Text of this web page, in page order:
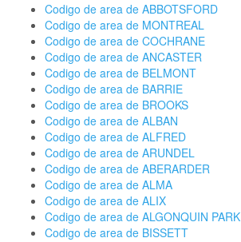
Codigo de area de ABBOTSFORD
Codigo de area de MONTREAL
Codigo de area de COCHRANE
Codigo de area de ANCASTER
Codigo de area de BELMONT
Codigo de area de BARRIE
Codigo de area de BROOKS
Codigo de area de ALBAN
Codigo de area de ALFRED
Codigo de area de ARUNDEL
Codigo de area de ABERARDER
Codigo de area de ALMA
Codigo de area de ALIX
Codigo de area de ALGONQUIN PARK
Codigo de area de BISSETT